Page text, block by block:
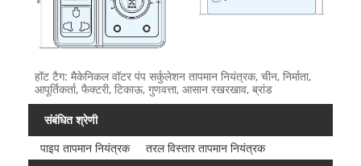
हॉट टैग: मैकेनिकल वॉटर पंप सर्कुलेशन तापमान नियंत्रक, चीन, निर्माता,
आपूर्तिकर्ता, फैक्टरी, टिकाऊ, गुणवत्ता, आसान रखरखाव, ब्रांड
संबंधित श्रेणी
पाइप तापमान नियंत्रक
तरल विस्तार तापमान नियंत्रक